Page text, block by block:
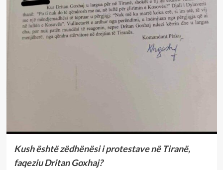
Kush është zëdhënësi i protestave në Tiranë,
faqeziu Dritan Goxhaj?